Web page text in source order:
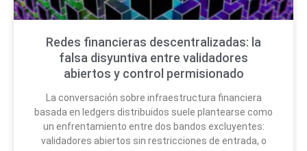
Redes financieras descentralizadas: la
falsa disyuntiva entre validadores
abiertos y control permisionado
La conversación sobre infraestructura financiera
basada en ledgers distribuidos suele plantearse como
un enfrentamiento entre dos bandos excluyentes:
validadores abiertos sin restricciones de entrada, o